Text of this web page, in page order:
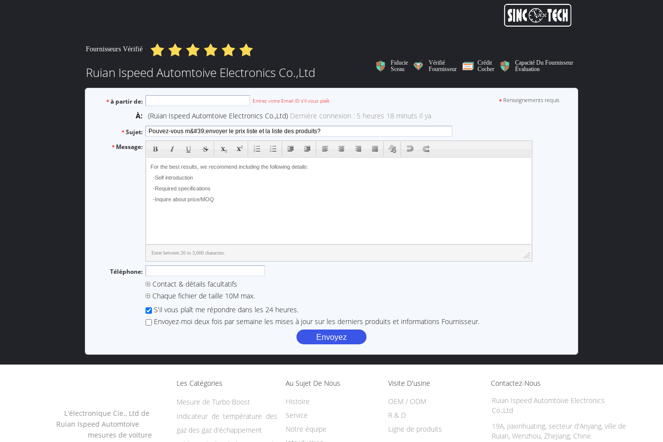
Fournisseurs Vérifié
Ruian Ispeed Automtoive Electronics Co.,Ltd
Fiducie
Sceau
Vérifié
Fournisseur
Crédit
Cocher
Capacité Du Fournisseur
Évaluation
à partir de: email
Entrez votre Email ID s'il vous plaît. Renseignements requis
À: (Ruian Ispeed Automtoive Electronics Co.,Ltd) Dernière connexion : 5 heures 18 minuts Il ya
Sujet:
subject
Message:
Enter between 20 to 3,000 characters.
Téléphone:
Contact & détails facultatifs
Chaque fichier de taille 10M max.
S'il vous plaît me répondre dans les 24 heures.
Envoyez-moi deux fois par semaine les mises à jour sur les derniers produits et informations Fournisseur.
L'électronique Cie., Ltd de
Ruian Ispeed Automtoive
mesures de voiture
Les Catégories
Mesure de Turbo Boost
Indicateur de température des
gaz des gaz d'échappement
Au Sujet De Nous
Histoire
Service
Notre équipe
Visite D'usine
Ligne de produits
OEM / ODM
R & D
Contactez-Nous
Ruian Ispeed Automtoive Electronics
Co.,Ltd
19A, jiaxinhuating, secteur d'Anyang, ville de
Ruian, Wenzhou, Zhejiang, Chine.